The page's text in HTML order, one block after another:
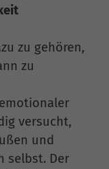
zu gehören,
zu
versucht,
und
selbst. Der